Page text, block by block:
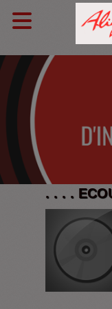
. . . .